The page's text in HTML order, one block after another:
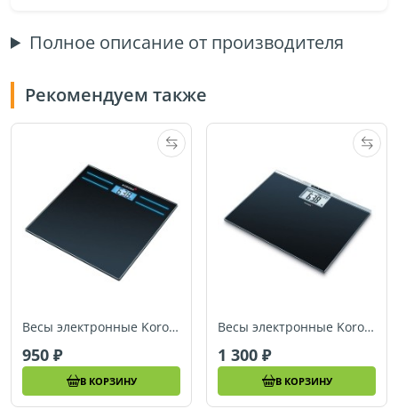
Полное описание от производителя
Рекомендуем также
Весы электронные Korona Cara
950
В КОРЗИНУ
Весы электронные Korona Gisele
1 300
В КОРЗИНУ